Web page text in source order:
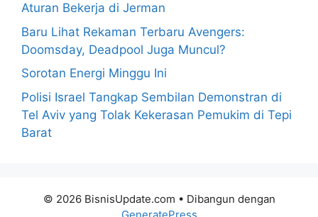
Aturan Bekerja di Jerman
Baru Lihat Rekaman Terbaru Avengers:
Doomsday, Deadpool Juga Muncul?
Sorotan Energi Minggu Ini
Polisi Israel Tangkap Sembilan Demonstran di
Tel Aviv yang Tolak Kekerasan Pemukim di Tepi
Barat
© 2026 BisnisUpdate.com • Dibangun dengan
GeneratePress